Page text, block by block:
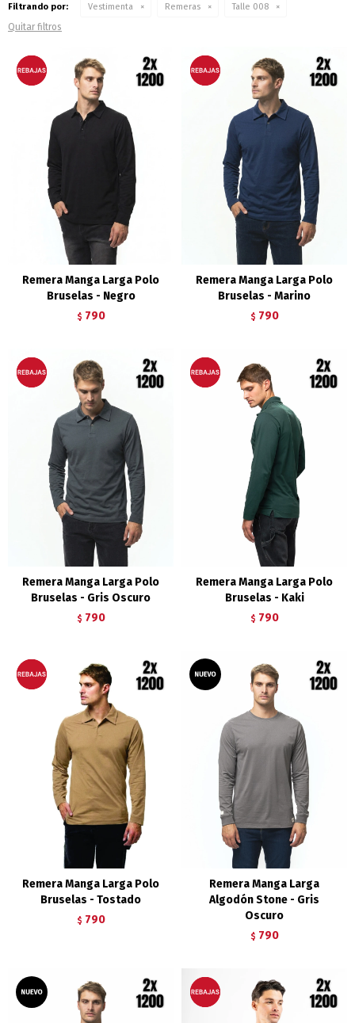
Filtrando por: Vestimenta Remeras Talle 008
Quitar filtros
Remera Manga Larga Polo
Bruselas - Negro
$ 790
Remera Manga Larga Polo
Bruselas - Marino
$ 790
Remera Manga Larga Polo
Bruselas - Gris Oscuro
$ 790
Remera Manga Larga Polo
Bruselas - Kaki
$ 790
Remera Manga Larga Polo
Bruselas - Tostado
$ 790
Remera Manga Larga
Algodón Stone - Gris
Oscuro
$ 790